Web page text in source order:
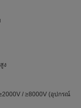
ง
/ ≥8000V (อุปกรณ์